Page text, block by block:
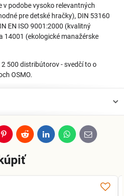
v podobe vysoko relevantných
pre detské hračky), DIN 53160
EN ISO 9001:2000 (kvalitný
14001 (ekologické manažérske
500 distribútorov - svedčí to o
OSMO.
PinterestRedditLinkedInWhatsApp
E-
mail